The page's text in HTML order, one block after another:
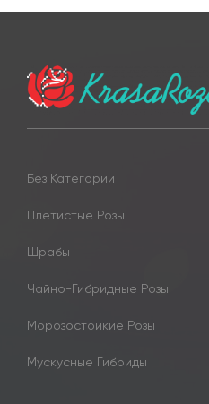
Без Категории
Плетистые Розы
Шрабы
Чайно-Гибридные Розы
Морозостойкие Розы
Мускусные Гибриды